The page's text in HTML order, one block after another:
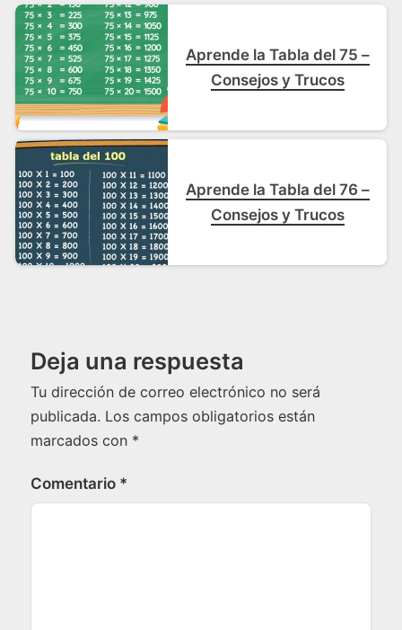
Aprende la Tabla del 75 –
Consejos y Trucos
Aprende la Tabla del 76 –
Consejos y Trucos
Deja una respuesta
Tu dirección de correo electrónico no será
publicada. Los campos obligatorios están
marcados con *
Comentario *